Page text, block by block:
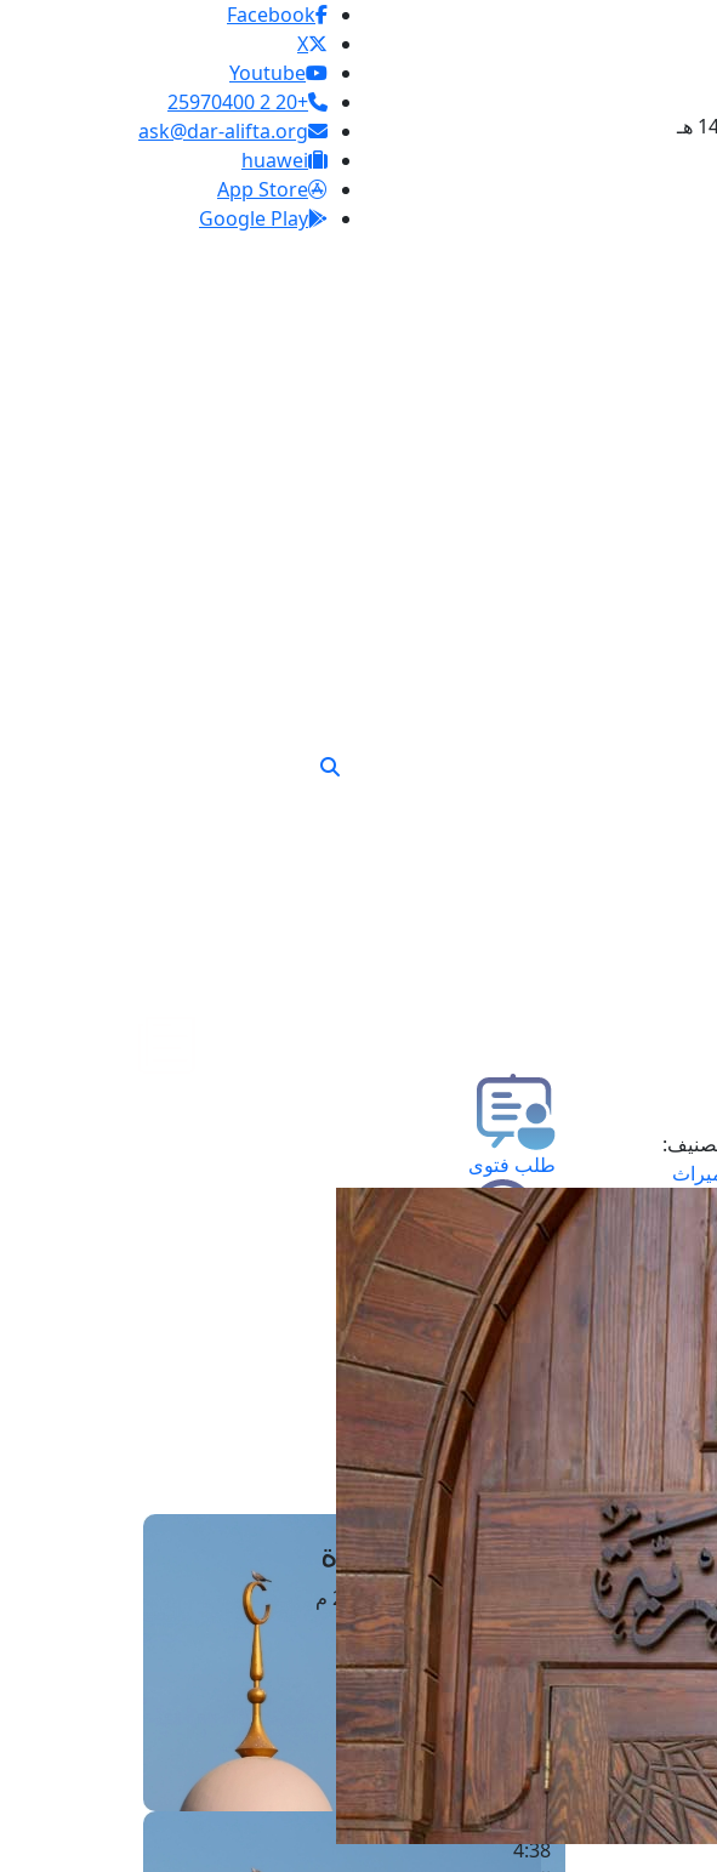
Facebook
X
Youtube
+20 2 25970400
ask@dar-alifta.org
huawei
App Store
Google Play
طلب فتوى
استعلام عن فتوى
حجز موعد
الفتوى الهاتفية
مَواقِيتُ الصَّـــلاة
القاهرة · 07 أغسطس 2026 م
4 :41
الشروق
6 :17
الظهر
1 : 1
العصر
4:38